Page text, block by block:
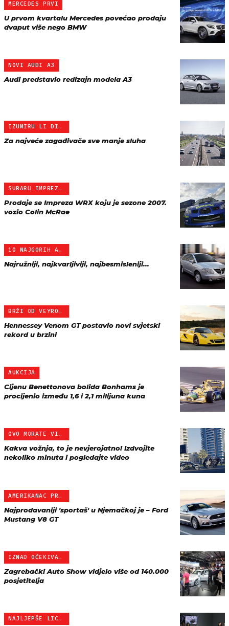
MERCEDES PRVI
U prvom kvartalu Mercedes povećao prodaju
dvaput više nego BMW
NOVI AUDI A3
Audi predstavio redizajn modela A3
IZUMIRU LI DIZELAŠI
Za najveće zagađivače sve manje sluha
SUBARU IMPREZA WRX 2007
Prodaje se Impreza WRX koju je sezone 2007.
vozio Colin McRae
10 NAJGORIH AUTOMOBILA
Najružniji, najkvarljiviji, najbesmisleniji...
BRŽI OD VEYRONA
Hennessey Venom GT postavio novi svjetski
rekord u brzini
AUKCIJA
Cijenu Benettonova bolida Bonhams je
procijenio između 1,6 i 2,1 milijuna kuna
OVO MORATE VIDJETI
Kakva vožnja, to je nevjerojatno! Izdvojite
nekoliko minuta i pogledajte video
AMERIKANAC PRVI
Najprodavaniji 'sportaš' u Njemačkoj je – Ford
Mustang V8 GT
IZNAD OČEKIVANJA
Zagrebački Auto Show vidjelo više od 140.000
posjetitelja
NAJLJEPŠE LICE SHOWA